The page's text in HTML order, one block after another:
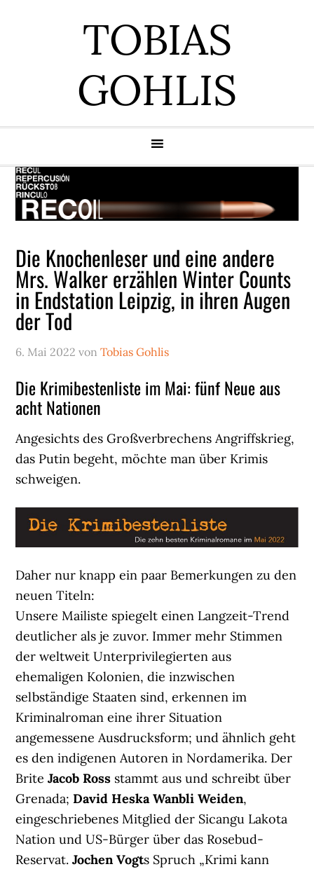
TOBIAS
GOHLIS
Die Knochenleser und eine andere
Mrs. Walker erzählen Winter Counts
in Endstation Leipzig, in ihren Augen
der Tod
6. Mai 2022 vonTobias Gohlis
Die Krimibestenliste im Mai: fünf Neue aus
acht Nationen
Angesichts des Großverbrechens Angriffskrieg,
das Putin begeht, möchte man über Krimis
schweigen.
Daher nur knapp ein paar Bemerkungen zu den
neuen Titeln:
Unsere Mailiste spiegelt einen Langzeit-Trend
deutlicher als je zuvor. Immer mehr Stimmen
der weltweit Unterprivilegierten aus
ehemaligen Kolonien, die inzwischen
selbständige Staaten sind, erkennen im
Kriminalroman eine ihrer Situation
angemessene Ausdrucksform; und ähnlich geht
es den indigenen Autoren in Nordamerika. Der
BriteJacob Ross stammt aus und schreibt über
Grenada;David Heska Wanbli Weiden,
eingeschriebenes Mitglied der Sicangu Lakota
Nation und US-Bürger über das Rosebud-
Reservat.Jochen Vogts Spruch „Krimi kann